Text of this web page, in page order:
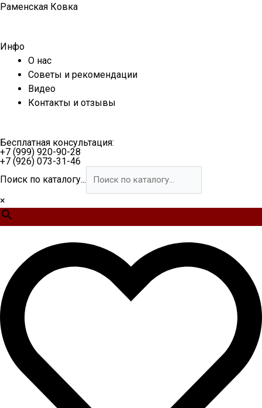
Перейти
Раменская Ковка
Инфо
О нас
Советы и рекомендации
Видео
Контакты и отзывы
Бесплатная консультация:
+7 (999) 920-90-28
+7 (926) 073-31-46
Поиск по каталогу...
×